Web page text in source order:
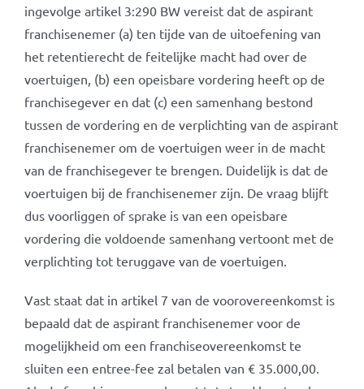
ingevolge artikel 3:290 BW vereist dat de aspirant
franchisenemer (a) ten tijde van de uitoefening van
het retentierecht de feitelijke macht had over de
voertuigen, (b) een opeisbare vordering heeft op de
franchisegever en dat (c) een samenhang bestond
tussen de vordering en de verplichting van de aspirant
franchisenemer om de voertuigen weer in de macht
van de franchisegever te brengen. Duidelijk is dat de
voertuigen bij de franchisenemer zijn. De vraag blijft
dus voorliggen of sprake is van een opeisbare
vordering die voldoende samenhang vertoont met de
verplichting tot teruggave van de voertuigen.
Vast staat dat in artikel 7 van de voorovereenkomst is
bepaald dat de aspirant franchisenemer voor de
mogelijkheid om een franchiseovereenkomst te
sluiten een entree-fee zal betalen van € 35.000,00.